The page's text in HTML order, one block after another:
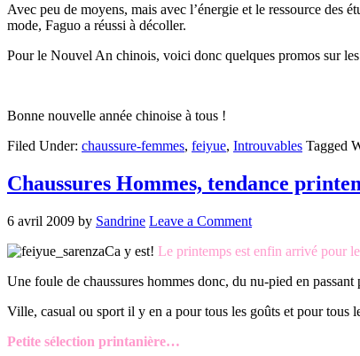
Avec peu de moyens, mais avec l’énergie et le ressource des
mode, Faguo a réussi à décoller.
Pour le Nouvel An chinois, voici donc quelques promos sur
Bonne nouvelle année chinoise à tous !
Filed Under: chaussure-femmes, feiyue, Introuvables Tagged
Chaussures Hommes, tendance
6 avril 2009 by Sandrine Leave a Comment
Ca y est! Le printemps est enfin arrivé pour
Une foule de chaussures hommes donc, du nu-pied en
Ville, casual ou sport il y en a pour tous les goûts et pour tous
Petite sélection printanière…